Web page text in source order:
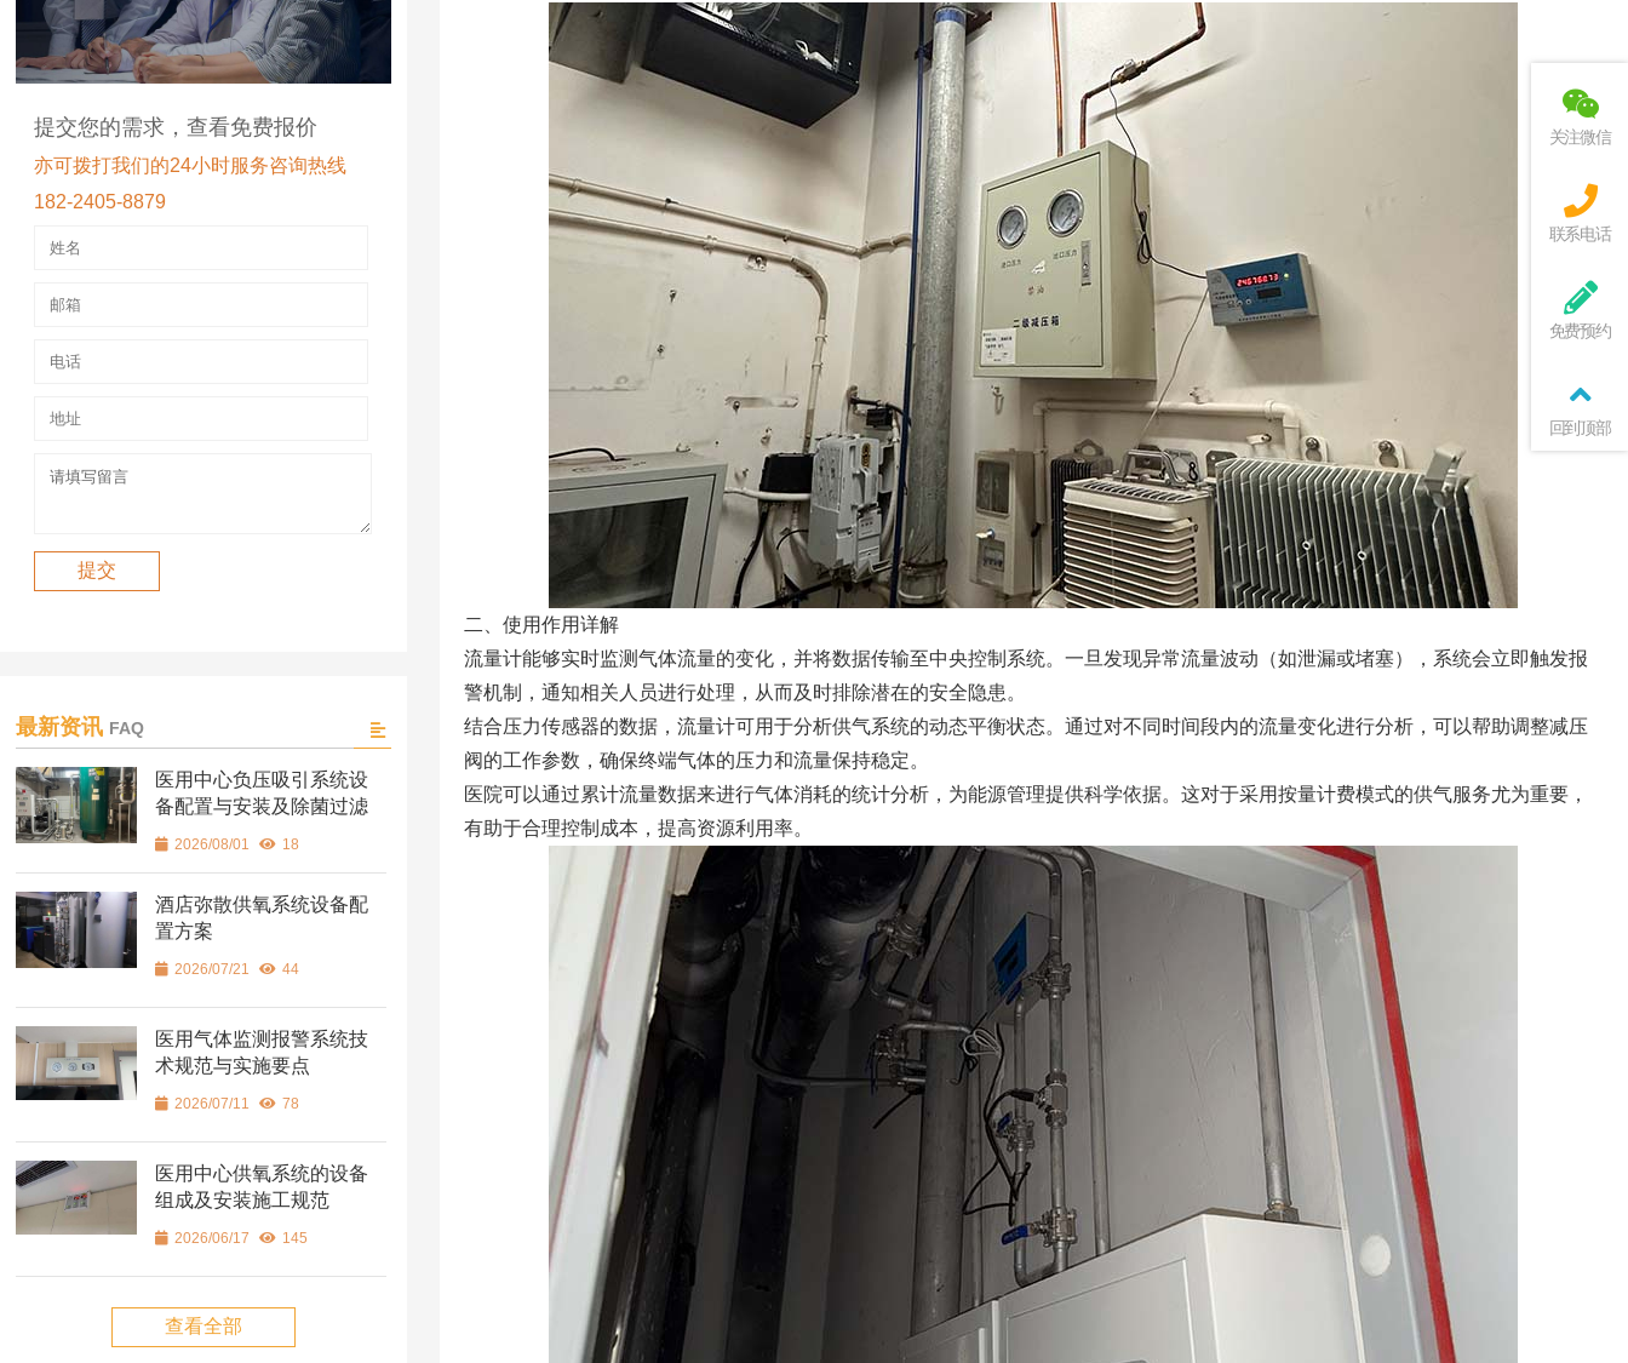
二、使用作用详解
流量计能够实时监测气体流量的变化，并将数据传输至中央控制系统。一旦发现异常流量波动（如泄漏或堵塞），系统会立即触发报
警机制，通知相关人员进行处理，从而及时排除潜在的安全隐患。
结合压力传感器的数据，流量计可用于分析供气系统的动态平衡状态。通过对不同时间段内的流量变化进行分析，可以帮助调整减压
阀的工作参数，确保终端气体的压力和流量保持稳定。
医院可以通过累计流量数据来进行气体消耗的统计分析，为能源管理提供科学依据。这对于采用按量计费模式的供气服务尤为重要，
有助于合理控制成本，提高资源利用率。
提交您的需求，查看免费报价
亦可拨打我们的24小时服务咨询热线
182-2405-8879
最新资讯 FAQ
医用中心负压吸引系统设
备配置与安装及除菌过滤
2026/08/01 18
酒店弥散供氧系统设备配
置方案
2026/07/21 44
医用气体监测报警系统技
术规范与实施要点
2026/07/11 78
医用中心供氧系统的设备
组成及安装施工规范
2026/06/17 145
查看全部
关注微信
联系电话
免费预约
回到顶部